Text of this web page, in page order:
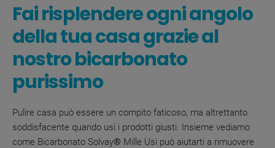
Fai risplendere ogni angolo
della tua casa grazie al
nostro bicarbonato
purissimo
Pulire casa può essere un compito faticoso, ma altrettanto
soddisfacente quando usi i prodotti giusti. Insieme vediamo
come Bicarbonato Solvay® Mille Usi può aiutarti a rimuovere